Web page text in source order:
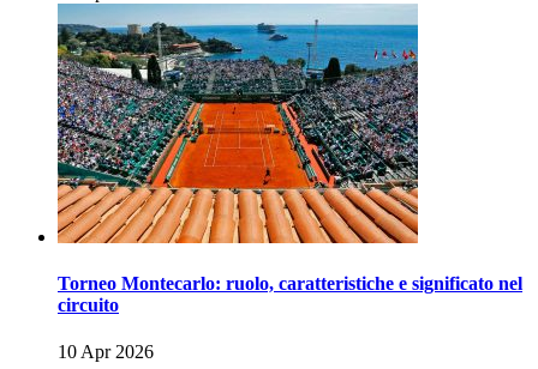
Torneo Montecarlo: ruolo, caratteristiche e significato nel
circuito
10 Apr 2026